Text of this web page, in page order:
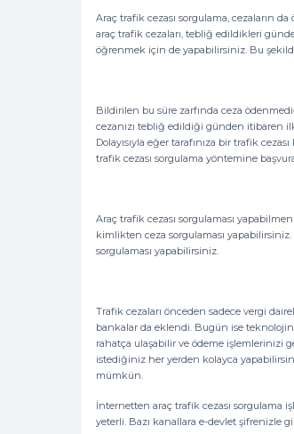
Araç trafik cezası sorgulama, cezaların
araç trafik cezaları, tebliğ edildikleri
öğrenmek için de yapabilirsiniz. Bu
Bildirilen bu süre zarfında ceza
cezanızı tebliğ edildiği günden itibaren
Dolayısıyla eğer tarafınıza bir trafik
trafik cezası sorgulama yöntemine
Araç trafik cezası sorgulaması
kimlikten ceza sorgulaması
sorgulaması yapabilirsiniz.
Trafik cezaları önceden sadece vergi
bankalar da eklendi. Bugün ise
rahatça ulaşabilir ve ödeme işlemlerinizi
istediğiniz her yerden kolayca
mümkün.
İnternetten araç trafik cezası sorgulama
yeterli. Bazı kanallara e-devlet şifrenizle